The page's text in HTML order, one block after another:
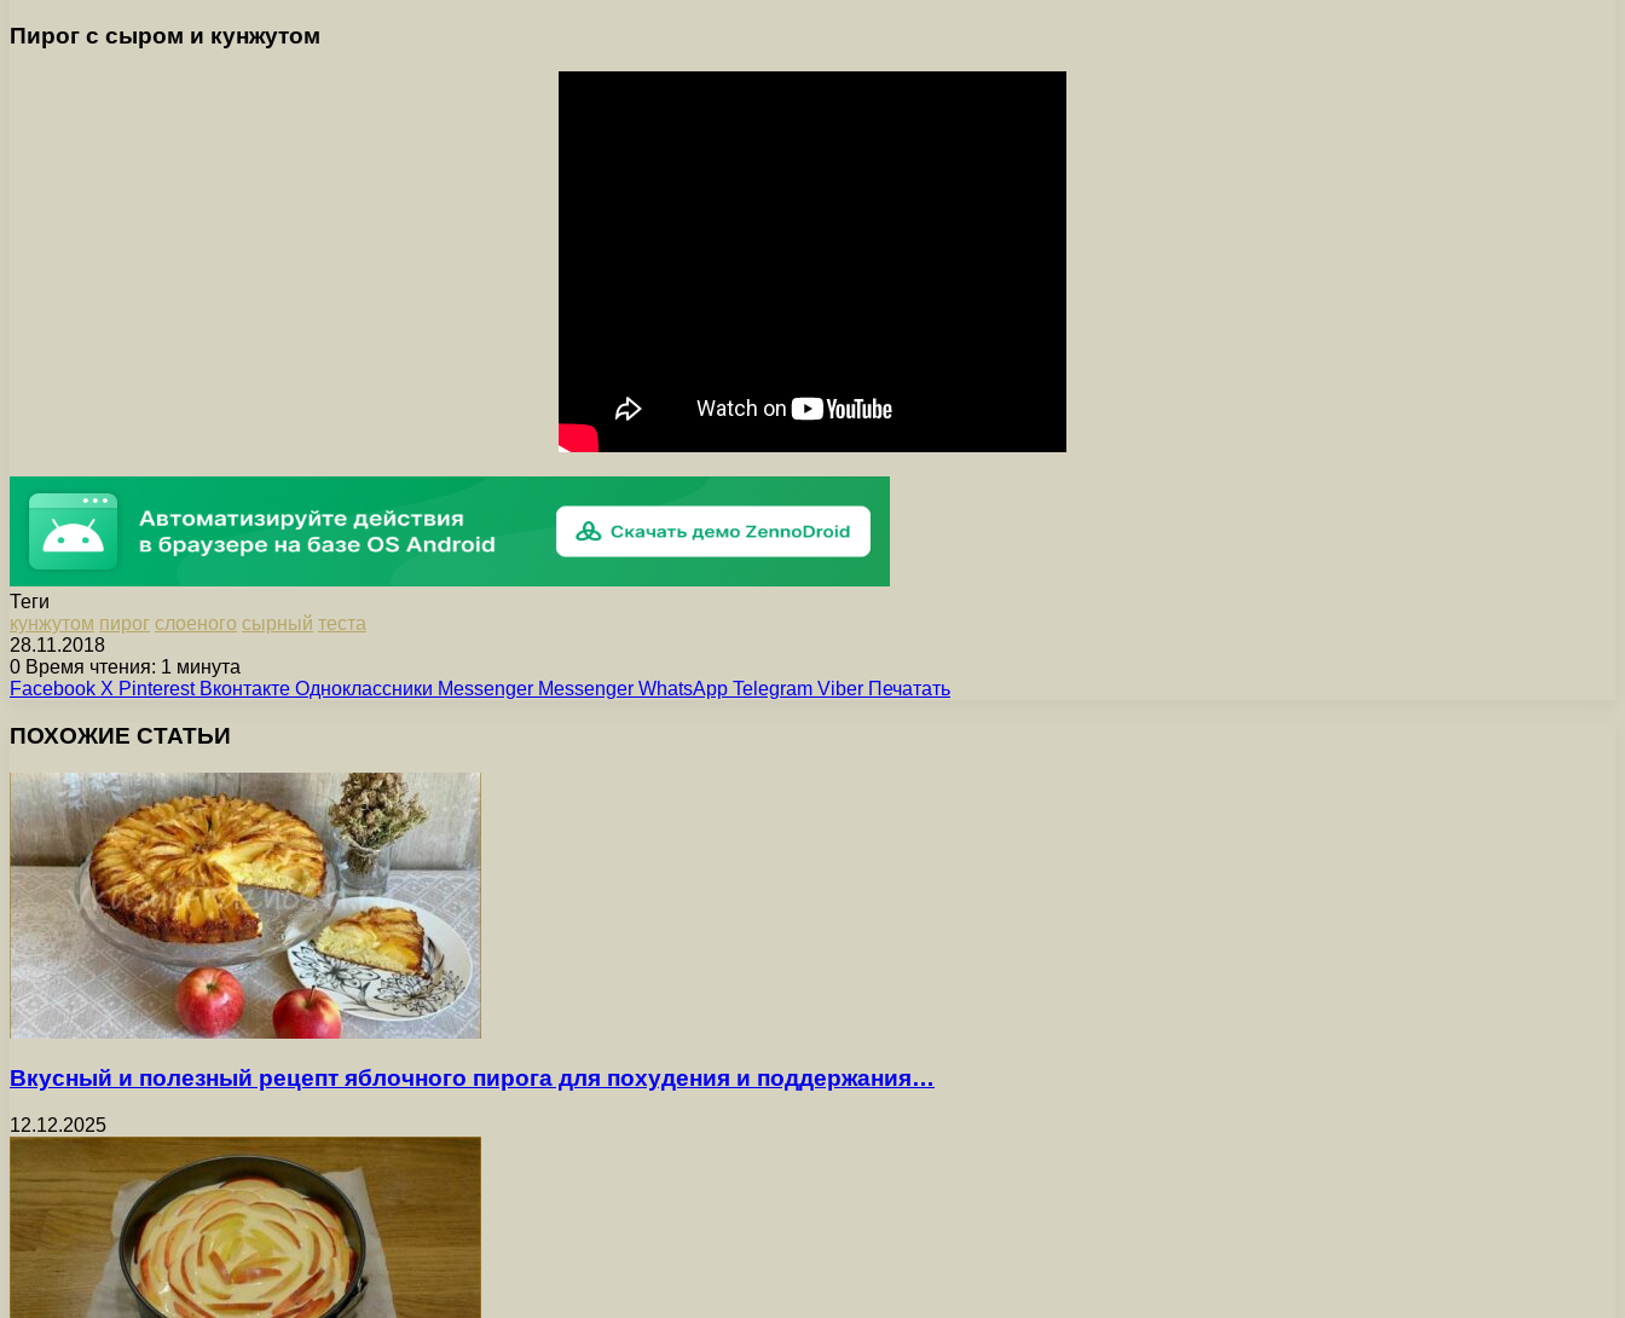
Пирог с сыром и кунжутом
Теги
кунжутом пирог слоеного сырный теста
28.11.2018
0 Время чтения: 1 минута
Facebook X Pinterest Вконтакте Одноклассники Messenger Messenger WhatsApp Telegram Viber Печатать
ПОХОЖИЕ СТАТЬИ
Вкусный и полезный рецепт яблочного пирога для похудения и поддержания…
12.12.2025